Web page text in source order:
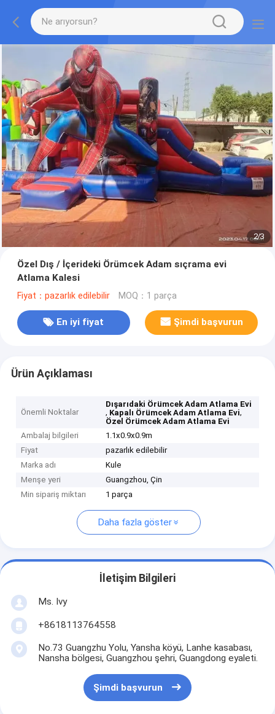
2/3
Özel Dış / İçerideki Örümcek Adam sıçrama evi
Atlama Kalesi
Fiyat：pazarlık edilebilir MOQ：1 parça
En iyi fiyat Şimdi başvurun
Ürün Açıklaması
Önemli Noktalar
Dışarıdaki Örümcek Adam Atlama Evi
, Kapalı Örümcek Adam Atlama Evi,
Özel Örümcek Adam Atlama Evi
Ambalaj bilgileri
1.1x0.9x0.9m
Fiyat
pazarlık edilebilir
Marka adı
Kule
Menşe yeri
Guangzhou, Çin
Min sipariş miktarı
1 parça
Daha fazla göster
İletişim Bilgileri
Ms. Ivy
+8618113764558
No.73 Guangzhu Yolu, Yansha köyü, Lanhe kasabası,
Nansha bölgesi, Guangzhou şehri, Guangdong eyaleti.
Şimdi başvurun